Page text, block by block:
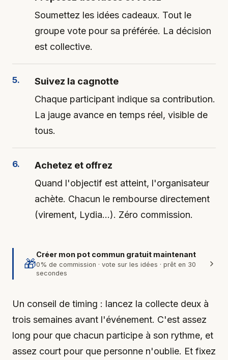
Soumettez les idées cadeaux. Tout le
groupe vote pour sa préférée. La décision
est collective.
Suivez la cagnotte
Chaque participant indique sa contribution.
La jauge avance en temps réel, visible de
tous.
Achetez et offrez
Quand l'objectif est atteint, l'organisateur
achète. Chacun le rembourse directement
(virement, Lydia…). Zéro commission.
🎁
Créer mon pot commun gratuit maintenant
0% de commission · vote sur les idées · prêt en 30
secondes
Un conseil de timing : lancez la collecte deux à
trois semaines avant l'événement. C'est assez
long pour que chacun participe à son rythme, et
assez court pour que personne n'oublie. Et fixez